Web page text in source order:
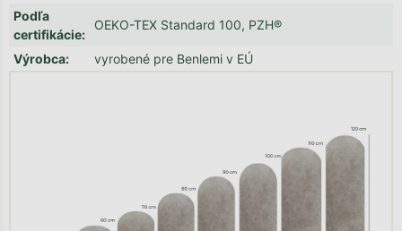
Podľa
certifikácie:
OEKO-TEX Standard 100, PZH®
Výrobca: vyrobené pre Benlemi v EÚ